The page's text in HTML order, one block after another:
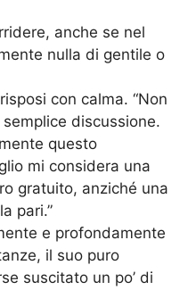
anche se nel
nulla di gentile o
con calma. “Non
discussione.
questo
mi considera una
gratuito, anziché una
pari.”
e profondamente
il suo puro
suscitato un po’ di